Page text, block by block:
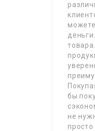
бы
не